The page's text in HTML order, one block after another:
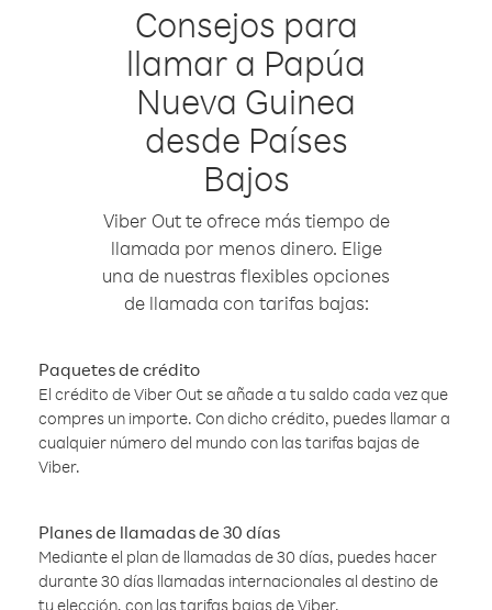
Consejos para
llamar a Papúa
Nueva Guinea
desde Países
Bajos
Viber Out te ofrece más tiempo de
llamada por menos dinero. Elige
una de nuestras flexibles opciones
de llamada con tarifas bajas:
Paquetes de crédito
El crédito de Viber Out se añade a tu saldo cada vez que
compres un importe. Con dicho crédito, puedes llamar a
cualquier número del mundo con las tarifas bajas de
Viber.
Planes de llamadas de 30 días
Mediante el plan de llamadas de 30 días, puedes hacer
durante 30 días llamadas internacionales al destino de
tu elección, con las tarifas bajas de Viber.